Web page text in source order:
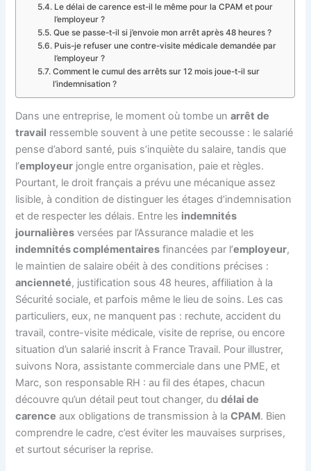
Le délai de carence est-il le même pour la CPAM et pour
l’employeur ?
Que se passe-t-il si j’envoie mon arrêt après 48 heures ?
Puis-je refuser une contre-visite médicale demandée par
l’employeur ?
Comment le cumul des arrêts sur 12 mois joue-t-il sur
l’indemnisation ?
Dans une entreprise, le moment où tombe unarrêt de
travail ressemble souvent à une petite secousse : le salarié
pense d’abord santé, puis s’inquiète du salaire, tandis que
l’employeur jongle entre organisation, paie et règles.
Pourtant, le droit français a prévu une mécanique assez
lisible, à condition de distinguer les étages d’indemnisation
et de respecter les délais. Entre les indemnités
journalières versées par l’Assurance maladie et les
indemnités complémentaires financées par l’employeur,
le maintien de salaire obéit à des conditions précises :
ancienneté, justification sous 48 heures, affiliation à la
Sécurité sociale, et parfois même le lieu de soins. Les cas
particuliers, eux, ne manquent pas : rechute, accident du
travail, contre-visite médicale, visite de reprise, ou encore
situation d’un salarié inscrit à France Travail. Pour illustrer,
suivons Nora, assistante commerciale dans une PME, et
Marc, son responsable RH : au fil des étapes, chacun
découvre qu’un détail peut tout changer, dudélai de
carence aux obligations de transmission à laCPAM. Bien
comprendre le cadre, c’est éviter les mauvaises surprises,
et surtout sécuriser la reprise.